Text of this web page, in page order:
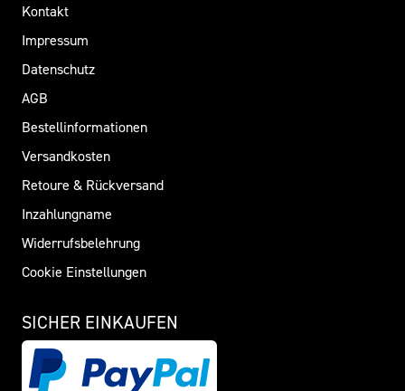
Kontakt
Impressum
Datenschutz
AGB
Bestellinformationen
Versandkosten
Retoure & Rückversand
Inzahlungname
Widerrufsbelehrung
Cookie Einstellungen
SICHER EINKAUFEN